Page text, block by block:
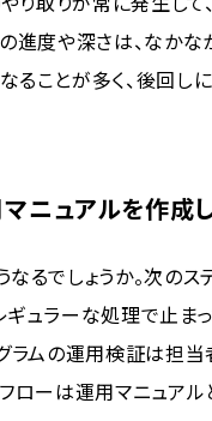
進度や深さは、なかな
ことが多く、後回し
ニュアルを作成
るでしょうか。次の
ュラーな処理で止ま
ラムの運用検証は担
ローは運用マニュア